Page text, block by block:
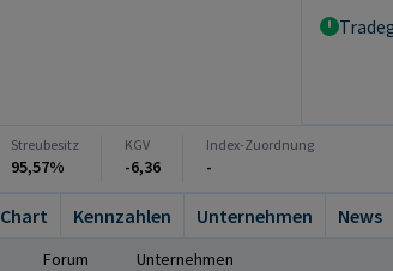
Streubesitz
95,57%
KGV
-6,36
Index-Zuordnung
-
Chart Kennzahlen Unternehmen News
Forum Unternehmen